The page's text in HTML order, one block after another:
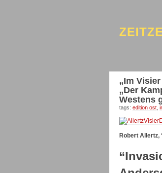
„Im
„Der
Westens
tags: edition ost
Robert Allertz,